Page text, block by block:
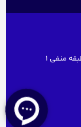
منفی ۱